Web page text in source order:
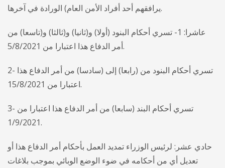
يرافقهم أحد أفراد الأمن العام) الورادة في آخرها.
عاشرا: 1- تسري أحكام البنود (أولا) و(ثانيا) و(ثالثا) و(تاسعا) من
أمر الدفاع هذا اعتبارا من 5/8/2021.
2- تسري أحكام البنود من (رابعا) إلى (سادسا) من أمر الدفاع هذا
اعتبارا من 15/8/2021.
3- تسري أحكام البند (سابعا) من أمر الدفاع هذا اعتبارا من
1/9/2021.
حادي عشر: لرئيس الوزراء تمديد العمل بأحكام أمر الدفاع هذا أو
تعديل أي من أحكامه في ضوء الوضع الوبائي بموجب بلاغات